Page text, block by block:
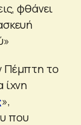
φθάνει
Πέμπτη το
ίχνη
»,
που